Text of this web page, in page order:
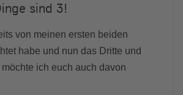
sind 3!
von meinen ersten beiden
habe und nun das Dritte und
möchte ich euch auch davon